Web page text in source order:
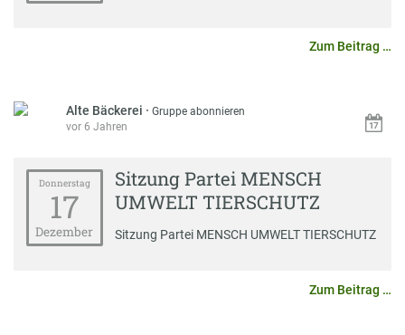
Zum Beitrag …
Alte Bäckerei ·Gruppe abonnieren
vor 6 Jahren
Donnerstag
17
Dezember
Sitzung Partei MENSCH
UMWELT TIERSCHUTZ
Sitzung Partei MENSCH UMWELT TIERSCHUTZ
Zum Beitrag …